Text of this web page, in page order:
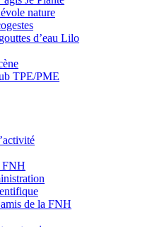
nature
d’eau Lilo
TPE/PME
FNH
de la FNH